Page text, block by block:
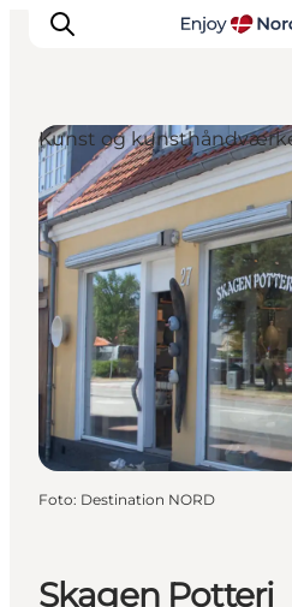
Oplevelser og
Planlæg din tur
Byer og steder
Guides
Det sker
For børn
Skagen Potteri
Kunst og
Foto: Destination NORD